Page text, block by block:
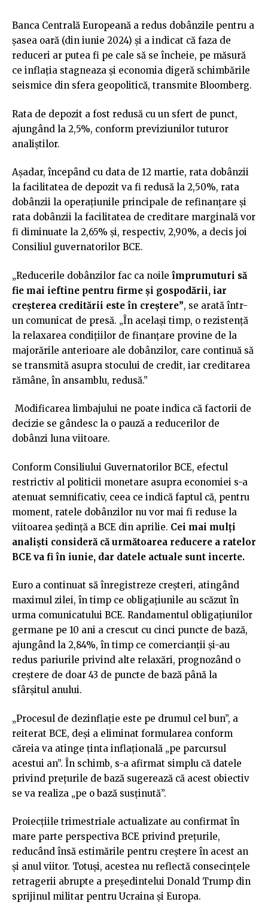
Banca Centrală Europeană a redus dobânzile pentru a
șasea oară (din iunie 2024) și a indicat că faza de
reduceri ar putea fi pe cale să se încheie, pe măsură
ce inflația stagneaza și economia digeră schimbările
seismice din sfera geopolitică, transmite Bloomberg.
Rata de depozit a fost redusă cu un sfert de punct,
ajungând la 2,5%, conform previziunilor tuturor
analiștilor.
Așadar, începând cu data de 12 martie, rata dobânzii
la facilitatea de depozit va fi redusă la 2,50%, rata
dobânzii la operațiunile principale de refinanțare și
rata dobânzii la facilitatea de creditare marginală vor
fi diminuate la 2,65% și, respectiv, 2,90%, a decis joi
Consiliul guvernatorilor BCE.
„Reducerile dobânzilor fac ca noile împrumuturi să
fie mai ieftine pentru firme și gospodării, iar
creșterea creditării este în creștere”, se arată într-
un comunicat de presă. „În același timp, o rezistență
la relaxarea condițiilor de finanțare provine de la
majorările anterioare ale dobânzilor, care continuă să
se transmită asupra stocului de credit, iar creditarea
rămâne, în ansamblu, redusă.”
Modificarea limbajului ne poate indica că factorii de
decizie se gândesc la o pauză a reducerilor de
dobânzi luna viitoare.
Conform Consiliului Guvernatorilor BCE, efectul
restrictiv al politicii monetare asupra economiei s-a
atenuat semnificativ, ceea ce indică faptul că, pentru
moment, ratele dobânzilor nu vor mai fi reduse la
viitoarea ședință a BCE din aprilie. Cei mai mulți
analiști consideră că următoarea reducere a ratelor
BCE va fi în iunie, dar datele actuale sunt incerte.
Euro a continuat să înregistreze creșteri, atingând
maximul zilei, în timp ce obligațiunile au scăzut în
urma comunicatului BCE. Randamentul obligațiunilor
germane pe 10 ani a crescut cu cinci puncte de bază,
ajungând la 2,84%, în timp ce comercianții și-au
redus pariurile privind alte relaxări, prognozând o
creștere de doar 43 de puncte de bază până la
sfârșitul anului.
„Procesul de dezinflație este pe drumul cel bun”, a
reiterat BCE, deși a eliminat formularea conform
căreia va atinge ținta inflațională „pe parcursul
acestui an”. În schimb, s-a afirmat simplu că datele
privind prețurile de bază sugerează că acest obiectiv
se va realiza „pe o bază susținută”.
Proiecțiile trimestriale actualizate au confirmat în
mare parte perspectiva BCE privind prețurile,
reducând însă estimările pentru creștere în acest an
și anul viitor. Totuși, acestea nu reflectă consecințele
retragerii abrupte a președintelui Donald Trump din
sprijinul militar pentru Ucraina și Europa.